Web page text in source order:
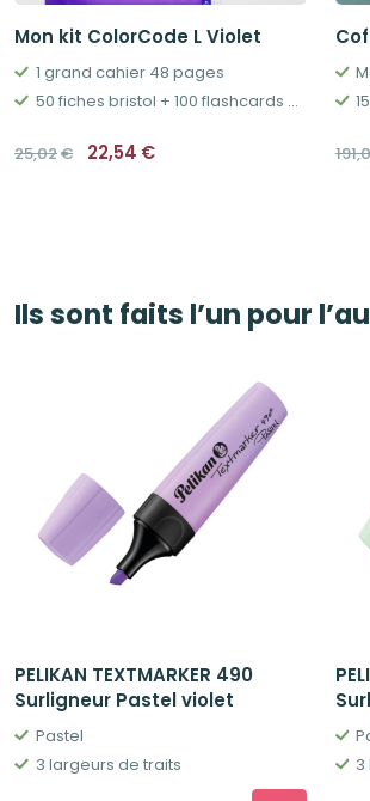
Mon kit ColorCode L Violet
1 grand cahier 48 pages
50 fiches bristol + 100 flashcards + boîtes & accessoires
25,02€ Le
prix
22,54 €
Ils sont faits l’un pour
PELIKAN TEXTMARKER 490
Surligneur Pastel violet
Pastel
3 largeurs de traits